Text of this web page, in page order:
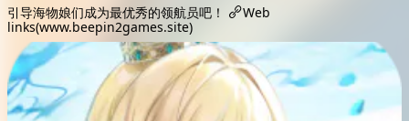
引导海物娘们成为最优秀的领航员吧！
Web
links(www.beepin2games.site)